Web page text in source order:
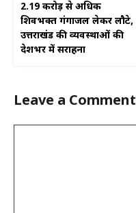
2.19 करोड़ से अधिक
शिवभक्त गंगाजल लेकर लौटे,
उत्तराखंड की व्यवस्थाओं की
देशभर में सराहना
Leave a Comment